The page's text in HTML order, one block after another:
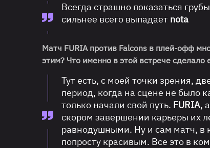
Всегда страшно показаться
сильнее всего выпадает nota
Матч FURIA против Falcons в плей-офф
этим? Что именно в этой встрече
Тут есть, с моей точки зрения,
период, когда на сцене не было
только начали свой путь. FURIA,
скором завершении карьеры их
равнодушными. Ну и сам матч, в
попросту красивым. Все это в